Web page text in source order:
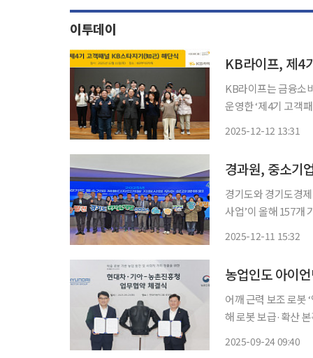
이투데이
KB라이프, 제4
KB라이프는 금융소
운영한 ‘제4기 고객
2025-12-12 13:31
경과원, 중소기
경기도와 경기도경
사업’이 올해 157개
2025-12-11 15:32
농업인도 아이
어깨 근력 보조 로봇
해 로봇 보급·확산 본격 추진 농업인들이 ‘아이언맨 슈트’를 입은
2025-09-24 09:40